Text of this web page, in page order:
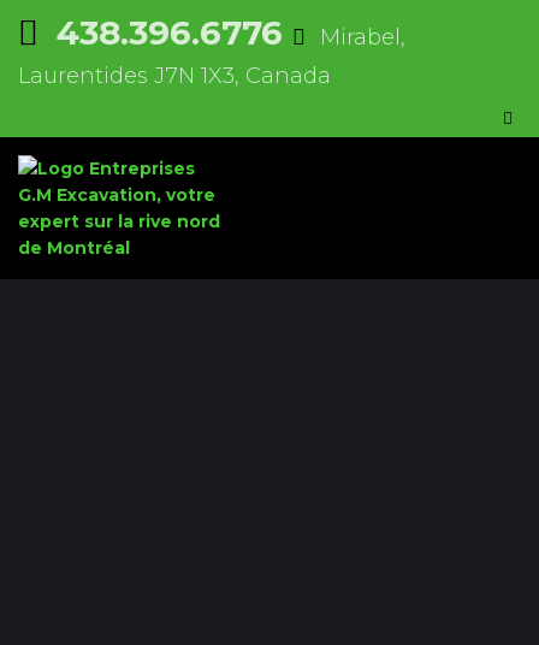
438.396.6776
Mirabel,
Laurentides J7N 1X3, Canada